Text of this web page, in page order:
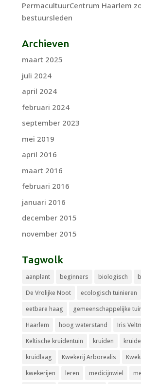
PermacultuurCentrum Haarlem
bestuursleden
Archieven
maart 2025
juli 2024
april 2024
februari 2024
september 2023
mei 2019
april 2016
maart 2016
februari 2016
januari 2016
december 2015
november 2015
Tagwolk
aanplant beginners biologisch
De Vrolijke Noot
ecologisch tuinieren
eetbare haag
gemeenschappelijke
Haarlem
hoog waterstand Iris
Keltische kruidentuin
kruiden
kruidlaag
Kwekerij Arborealis
kwekerijen
leren medicijnwiel